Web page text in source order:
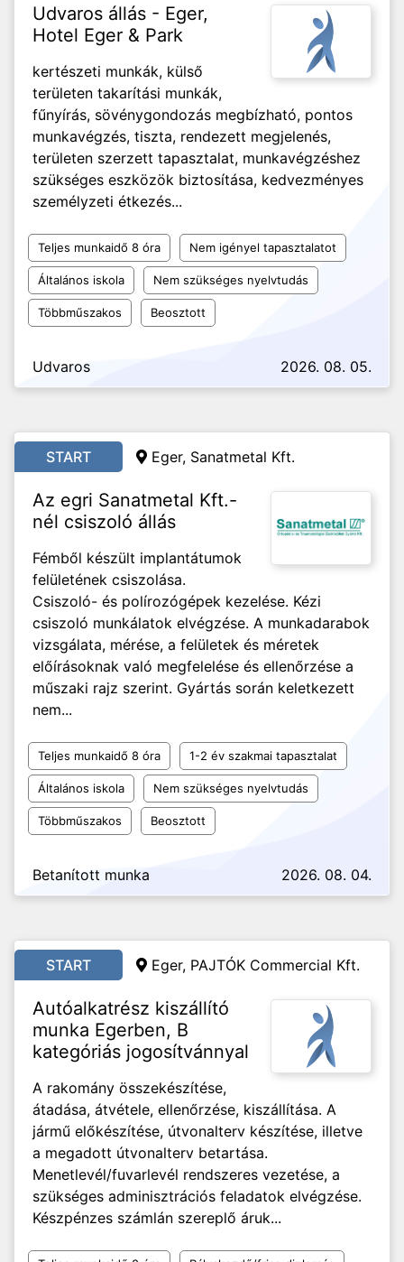
Udvaros állás - Eger,
Hotel Eger & Park
kertészeti munkák, külső
területen takarítási munkák,
fűnyírás, sövénygondozás megbízható, pontos
munkavégzés, tiszta, rendezett megjelenés,
területen szerzett tapasztalat, munkavégzéshez
szükséges eszközök biztosítása, kedvezményes
személyzeti étkezés...
Teljes munkaidő 8 óra Nem igényel tapasztalatot
Általános iskola Nem szükséges nyelvtudás
Többműszakos Beosztott
Udvaros 2026. 08. 05.
START Eger, Sanatmetal Kft.
Az egri Sanatmetal Kft.-
nél csiszoló állás
Fémből készült implantátumok
felületének csiszolása.
Csiszoló- és polírozógépek kezelése. Kézi
csiszoló munkálatok elvégzése. A munkadarabok
vizsgálata, mérése, a felületek és méretek
előírásoknak való megfelelése és ellenőrzése a
műszaki rajz szerint. Gyártás során keletkezett
nem...
Teljes munkaidő 8 óra 1-2 év szakmai tapasztalat
Általános iskola Nem szükséges nyelvtudás
Többműszakos Beosztott
Betanított munka 2026. 08. 04.
START Eger, PAJTÓK Commercial Kft.
Autóalkatrész kiszállító
munka Egerben, B
kategóriás jogosítvánnyal
A rakomány összekészítése,
átadása, átvétele, ellenőrzése, kiszállítása. A
jármű előkészítése, útvonalterv készítése, illetve
a megadott útvonalterv betartása.
Menetlevél/fuvarlevél rendszeres vezetése, a
szükséges adminisztrációs feladatok elvégzése.
Készpénzes számlán szereplő áruk...